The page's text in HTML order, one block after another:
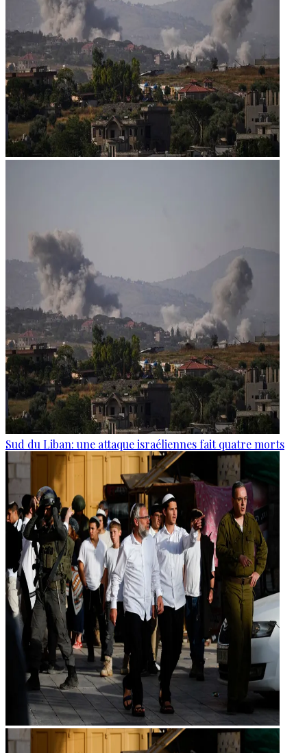
Sud du Liban: une attaque israéliennes fait quatre morts